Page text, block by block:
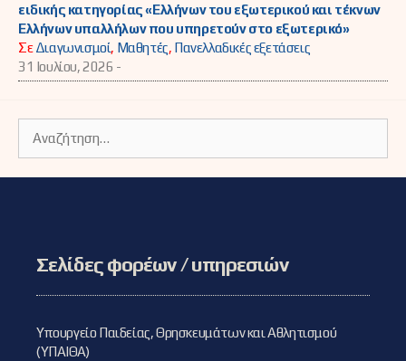
ειδικής κατηγορίας «Ελλήνων του εξωτερικού και τέκνων
Ελλήνων υπαλλήλων που υπηρετούν στο εξωτερικό»
ΣεΔιαγωνισμοί, Μαθητές, Πανελλαδικές εξετάσεις
31 Ιουλίου, 2026 -
για:
Σελίδες φορέων / υπηρεσιών
Υπουργείο Παιδείας, Θρησκευμάτων και Αθλητισμού
(ΥΠΑΙΘΑ)